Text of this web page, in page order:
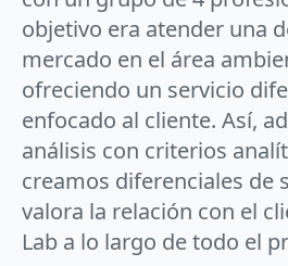
objetivo era atender una
mercado en el área
ofreciendo un servicio
enfocado al cliente. Así,
análisis con criterios
creamos diferenciales de
valora la relación con el
Lab a lo largo de todo el